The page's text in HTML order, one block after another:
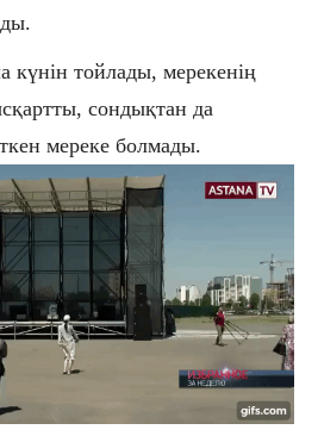
күнін тойлады, мерекенің
сондықтан да
мереке болмады.